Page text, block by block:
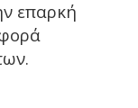
επαρκή